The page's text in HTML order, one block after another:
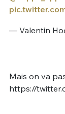
— Valentin
Mais on va
https://